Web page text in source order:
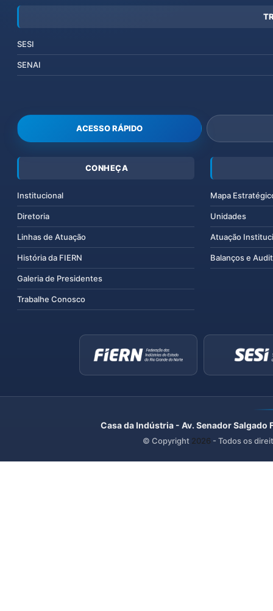
SESI
SENAI
ACESSO RÁPIDO
CONHEÇA
Institucional
Diretoria
Linhas de Atuação
História da FIERN
Galeria de Presidentes
Trabalhe Conosco
Mapa
Unidades
Atuação
Balanços e
Casa da Indústria - Av. Senador
© Copyright 2026 - Todos os